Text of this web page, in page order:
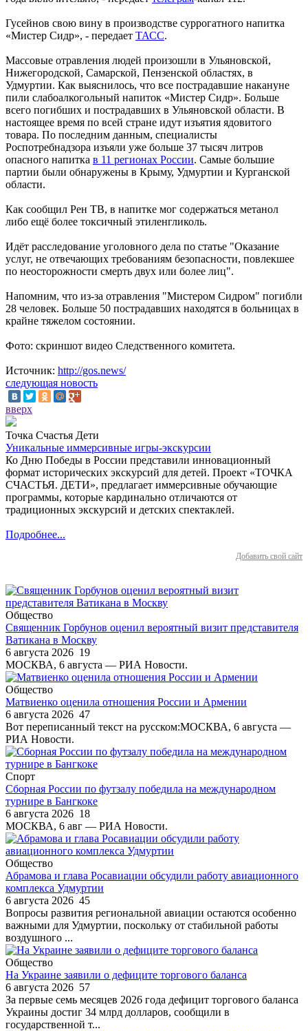
Гусейнов свою вину в производстве суррогатного напитка
«Мистер Сидр», - передает ТАСС.
Массовые отравления людей произошли в Ульяновской,
Нижегородской, Самарской, Пензенской областях, в
Удмуртии. Как выяснилось, что все пострадавшие накануне
пили слабоалкогольный напиток «Мистер Сидр». Больше
всего погибших и пострадавших в Ульяновской области. В
настоящее время по всей стране идут изъятия ядовитого
товара. По последним данным, специалисты
Роспотребнадзора изъяли уже больше 37 тысяч литров
опасного напитка в 11 регионах России. Самые большие
партии были обнаружены в Крыму, Удмуртии и Курганской
области.
Как сообщил Рен ТВ, в напитке мог содержаться метанол
либо ещё более токсичный этиленгликоль.
Идёт расследование уголовного дела по статье "Оказание
услуг, не отвечающих требованиям безопасности, повлекшее
по неосторожности смерть двух или более лиц".
Напомним, что из-за отравления "Мистером Сидром" погибли
28 человек. Больше 50 пострадавших находятся в больницах в
крайне тяжелом состоянии.
Фото: скриншот видео Следственного комитета.
Источник: http://gos.news/
следующая новость
вверх
Точка Счастья Дети
Уникальные иммерсивные игры-экскурсии
Ко Дню Победы в России представили инновационный
формат исторических экскурсий для детей. Проект «ТОЧКА
СЧАСТЬЯ. ДЕТИ», предлагает иммерсивные обучающие
программы, которые кардинально отличаются от
традиционных экскурсий и детских спектаклей.
Подробнее...
Добавить свой сайт
Общество
Священник Горбунов оценил вероятный визит представителя
Ватикана в Москву
6 августа 2026 19
МОСКВА, 6 августа — РИА Новости.
Общество
Матвиенко оценила отношения России и Армении
6 августа 2026 47
Вот переписанный текст на русском:МОСКВА, 6 августа —
РИА Новости.
Спорт
Сборная России по футзалу победила на международном
турнире в Бангкоке
6 августа 2026 18
МОСКВА, 6 авг — РИА Новости.
Общество
Абрамова и глава Росавиации обсудили работу авиационного
комплекса Удмуртии
6 августа 2026 45
Вопросы развития региональной авиации остаются особенно
важными для Удмуртии, поскольку от стабильной работы
воздушного ...
Общество
На Украине заявили о дефиците торгового баланса
6 августа 2026 57
За первые семь месяцев 2026 года дефицит торгового баланса
Украины достиг 34 млрд долларов, сообщили в
государственной т...